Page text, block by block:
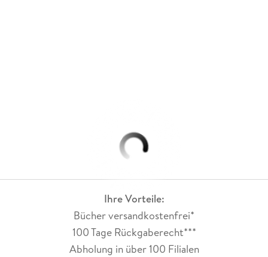
Ihre Vorteile:
Bücher versandkostenfrei*
100 Tage Rückgaberecht***
Abholung in über 100 Filialen